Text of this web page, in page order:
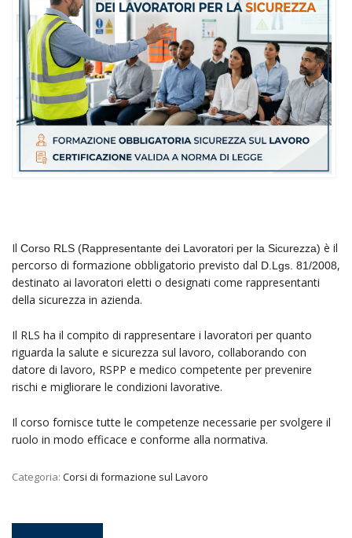
Il Corso RLS (Rappresentante dei Lavoratori per la Sicurezza) è il
percorso di formazione obbligatorio previsto dal D.Lgs. 81/2008,
destinato ai lavoratori eletti o designati come rappresentanti
della sicurezza in azienda.
Il RLS ha il compito di rappresentare i lavoratori per quanto
riguarda la salute e sicurezza sul lavoro, collaborando con
datore di lavoro, RSPP e medico competente per prevenire
rischi e migliorare le condizioni lavorative.
Il corso fornisce tutte le competenze necessarie per svolgere il
ruolo in modo efficace e conforme alla normativa.
Categoria: Corsi di formazione sul Lavoro